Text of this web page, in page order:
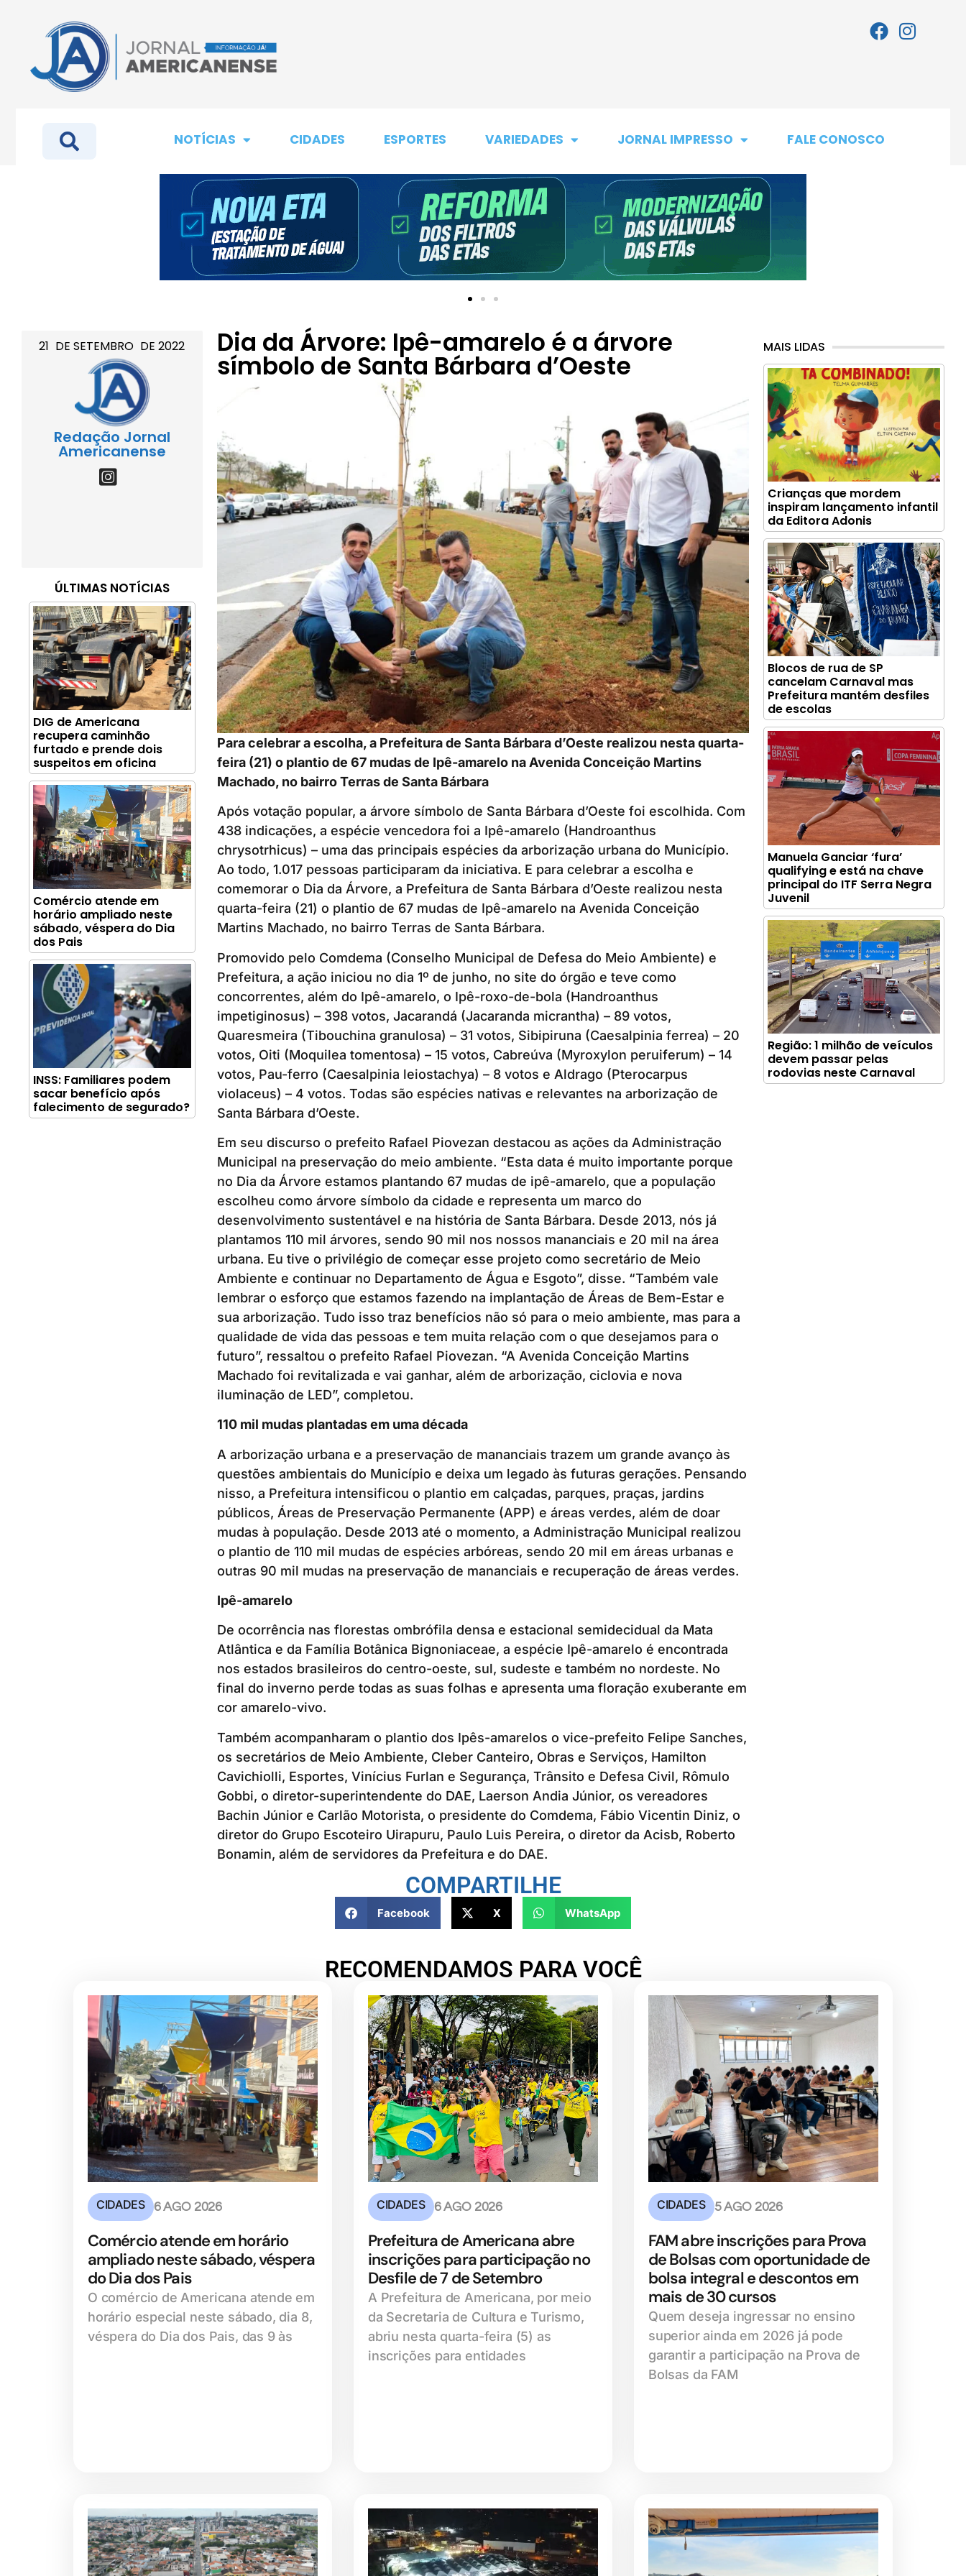
NOTÍCIAS CIDADES ESPORTES VARIEDADES JORNAL IMPRESSO FALE CONOSCO
21 DESETEMBRO DE2022
Redação Jornal
Americanense
ÚLTIMAS NOTÍCIAS
DIG de Americana
recupera caminhão
furtado e prende dois
suspeitos em oficina
Comércio atende em
horário ampliado neste
sábado, véspera do Dia
dos Pais
INSS: Familiares podem
sacar benefício após
falecimento de segurado?
Dia da Árvore: Ipê-amarelo é a árvore
símbolo de Santa Bárbara d’Oeste
Para celebrar a escolha, a Prefeitura de Santa Bárbara d’Oeste realizou nesta quarta-
feira (21) o plantio de 67 mudas de Ipê-amarelo na Avenida Conceição Martins
Machado, no bairro Terras de Santa Bárbara
Após votação popular, a árvore símbolo de Santa Bárbara d’Oeste foi escolhida. Com
438 indicações, a espécie vencedora foi a Ipê-amarelo (Handroanthus
chrysotrhicus) – uma das principais espécies da arborização urbana do Município.
Ao todo, 1.017 pessoas participaram da iniciativa. E para celebrar a escolha e
comemorar o Dia da Árvore, a Prefeitura de Santa Bárbara d’Oeste realizou nesta
quarta-feira (21) o plantio de 67 mudas de Ipê-amarelo na Avenida Conceição
Martins Machado, no bairro Terras de Santa Bárbara.
Promovido pelo Comdema (Conselho Municipal de Defesa do Meio Ambiente) e
Prefeitura, a ação iniciou no dia 1º de junho, no site do órgão e teve como
concorrentes, além do Ipê-amarelo, o Ipê-roxo-de-bola (Handroanthus
impetiginosus) – 398 votos, Jacarandá (Jacaranda micrantha) – 89 votos,
Quaresmeira (Tibouchina granulosa) – 31 votos, Sibipiruna (Caesalpinia ferrea) – 20
votos, Oiti (Moquilea tomentosa) – 15 votos, Cabreúva (Myroxylon peruiferum) – 14
votos, Pau-ferro (Caesalpinia leiostachya) – 8 votos e Aldrago (Pterocarpus
violaceus) – 4 votos. Todas são espécies nativas e relevantes na arborização de
Santa Bárbara d’Oeste.
Em seu discurso o prefeito Rafael Piovezan destacou as ações da Administração
Municipal na preservação do meio ambiente. “Esta data é muito importante porque
no Dia da Árvore estamos plantando 67 mudas de ipê-amarelo, que a população
escolheu como árvore símbolo da cidade e representa um marco do
desenvolvimento sustentável e na história de Santa Bárbara. Desde 2013, nós já
plantamos 110 mil árvores, sendo 90 mil nos nossos mananciais e 20 mil na área
urbana. Eu tive o privilégio de começar esse projeto como secretário de Meio
Ambiente e continuar no Departamento de Água e Esgoto”, disse. “Também vale
lembrar o esforço que estamos fazendo na implantação de Áreas de Bem-Estar e
sua arborização. Tudo isso traz benefícios não só para o meio ambiente, mas para a
qualidade de vida das pessoas e tem muita relação com o que desejamos para o
futuro”, ressaltou o prefeito Rafael Piovezan. “A Avenida Conceição Martins
Machado foi revitalizada e vai ganhar, além de arborização, ciclovia e nova
iluminação de LED”, completou.
110 mil mudas plantadas em uma década
A arborização urbana e a preservação de mananciais trazem um grande avanço às
questões ambientais do Município e deixa um legado às futuras gerações. Pensando
nisso, a Prefeitura intensificou o plantio em calçadas, parques, praças, jardins
públicos, Áreas de Preservação Permanente (APP) e áreas verdes, além de doar
mudas à população. Desde 2013 até o momento, a Administração Municipal realizou
o plantio de 110 mil mudas de espécies arbóreas, sendo 20 mil em áreas urbanas e
outras 90 mil mudas na preservação de mananciais e recuperação de áreas verdes.
Ipê-amarelo
De ocorrência nas florestas ombrófila densa e estacional semidecidual da Mata
Atlântica e da Família Botânica Bignoniaceae, a espécie Ipê-amarelo é encontrada
nos estados brasileiros do centro-oeste, sul, sudeste e também no nordeste. No
final do inverno perde todas as suas folhas e apresenta uma floração exuberante em
cor amarelo-vivo.
Também acompanharam o plantio dos Ipês-amarelos o vice-prefeito Felipe Sanches,
os secretários de Meio Ambiente, Cleber Canteiro, Obras e Serviços, Hamilton
Cavichiolli, Esportes, Vinícius Furlan e Segurança, Trânsito e Defesa Civil, Rômulo
Gobbi, o diretor-superintendente do DAE, Laerson Andia Júnior, os vereadores
Bachin Júnior e Carlão Motorista, o presidente do Comdema, Fábio Vicentin Diniz, o
diretor do Grupo Escoteiro Uirapuru, Paulo Luis Pereira, o diretor da Acisb, Roberto
Bonamin, além de servidores da Prefeitura e do DAE.
COMPARTILHE
Facebook X WhatsApp
MAIS LIDAS
Crianças que mordem
inspiram lançamento infantil
da Editora Adonis
Blocos de rua de SP
cancelam Carnaval mas
Prefeitura mantém desfiles
de escolas
Manuela Ganciar ‘fura’
qualifying e está na chave
principal do ITF Serra Negra
Juvenil
Região: 1 milhão de veículos
devem passar pelas
rodovias neste Carnaval
RECOMENDAMOS PARA VOCÊ
CIDADES 6 AGO 2026
Comércio atende em horário
ampliado neste sábado, véspera
do Dia dos Pais
O comércio de Americana atende em
horário especial neste sábado, dia 8,
véspera do Dia dos Pais, das 9 às
CIDADES 6 AGO 2026
Prefeitura de Americana abre
inscrições para participação no
Desfile de 7 de Setembro
A Prefeitura de Americana, por meio
da Secretaria de Cultura e Turismo,
abriu nesta quarta-feira (5) as
inscrições para entidades
CIDADES 5 AGO 2026
FAM abre inscrições para Prova
de Bolsas com oportunidade de
bolsa integral e descontos em
mais de 30 cursos
Quem deseja ingressar no ensino
superior ainda em 2026 já pode
garantir a participação na Prova de
Bolsas da FAM